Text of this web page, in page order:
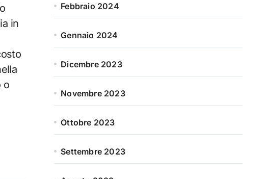
in
o
Febbraio 2024
Gennaio 2024
Dicembre 2023
Novembre 2023
Ottobre 2023
Settembre 2023